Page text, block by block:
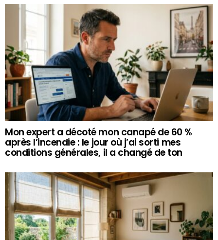
Mon expert a décoté mon canapé de 60 %
après l’incendie : le jour où j’ai sorti mes
conditions générales, il a changé de ton